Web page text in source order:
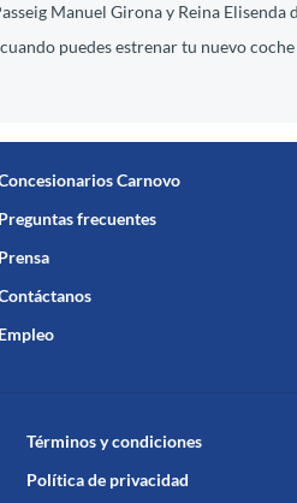
Manuel Girona y Reina Elisenda
puedes estrenar tu nuevo coche
Carnovo
Preguntas frecuentes
Prensa
Empleo
Términos y condiciones
Política de privacidad